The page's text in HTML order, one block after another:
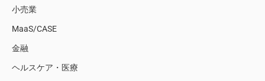
小売業
MaaS/CASE
金融
ヘルスケア・医療